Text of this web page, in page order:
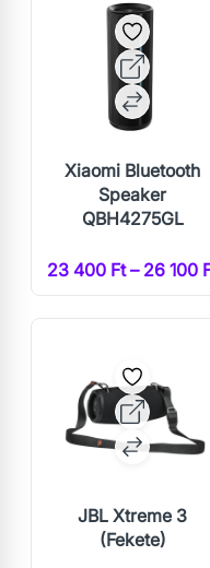
Xiaomi Bluetooth
Speaker
QBH4275GL
23 400 Ft – 26 100
JBL Xtreme 3
(Fekete)